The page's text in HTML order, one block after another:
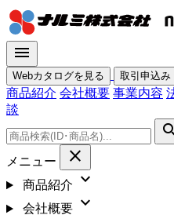
menu
Webカタログを見る 取引申込み
商品紹介 会社概要 事業内容
談
メニュー close
商品紹介 expand_more
会社概要 expand_more